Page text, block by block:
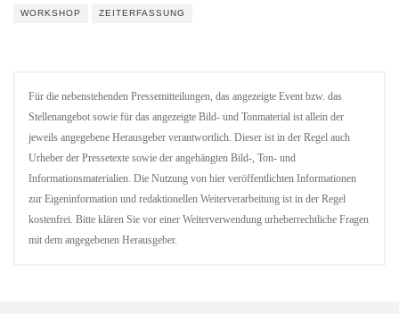
WORKSHOP ZEITERFASSUNG
Für die nebenstehenden Pressemitteilungen, das angezeigte Event bzw. das
Stellenangebot sowie für das angezeigte Bild- und Tonmaterial ist allein der
jeweils angegebene Herausgeber verantwortlich. Dieser ist in der Regel auch
Urheber der Pressetexte sowie der angehängten Bild-, Ton- und
Informationsmaterialien. Die Nutzung von hier veröffentlichten Informationen
zur Eigeninformation und redaktionellen Weiterverarbeitung ist in der Regel
kostenfrei. Bitte klären Sie vor einer Weiterverwendung urheberrechtliche Fragen
mit dem angegebenen Herausgeber.